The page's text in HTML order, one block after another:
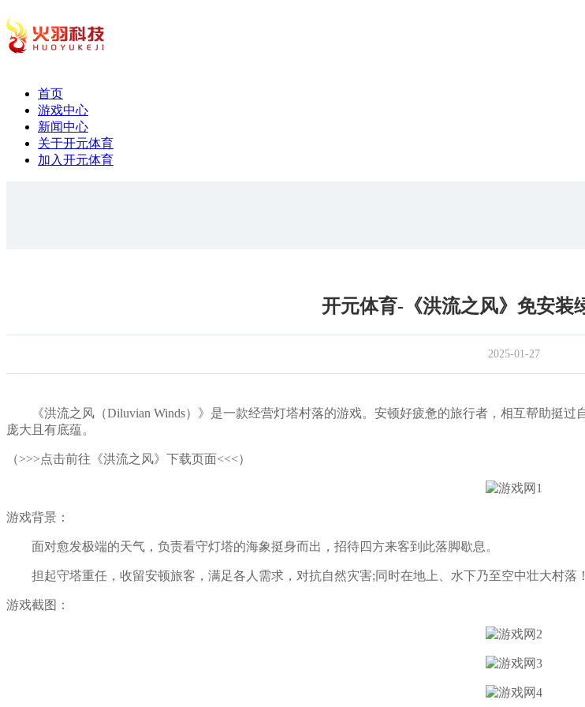
首页
游戏中心
新闻中心
关于开元体育
加入开元体育
开元体育-《洪流之风》免安装
2025-01-27
《洪流之风（Diluvian Winds）》是一款经营灯塔村落的游戏。安顿好疲惫的旅行者，相互帮助挺过
庞大且有底蕴。
（>>>点击前往《洪流之风》下载页面<<<）
游戏背景：
面对愈发极端的天气，负责看守灯塔的海象挺身而出，招待四方来客到此落脚歇息。
担起守塔重任，收留安顿旅客，满足各人需求，对抗自然灾害;同时在地上、水下乃至空中壮大村落！
游戏截图：